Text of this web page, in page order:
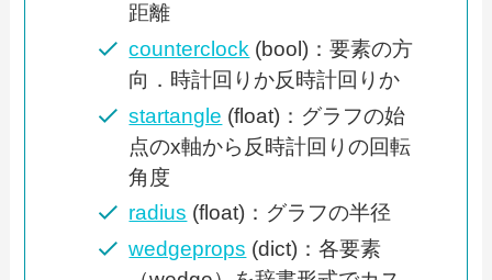
距離
counterclock (bool)：要素の方
向．時計回りか反時計回りか
startangle (float)：グラフの始
点のx軸から反時計回りの回転
角度
radius (float)：グラフの半径
wedgeprops (dict)：各要素